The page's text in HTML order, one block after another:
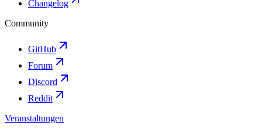
Changelog
Community
GitHub
Forum
Discord
Reddit
Veranstaltungen